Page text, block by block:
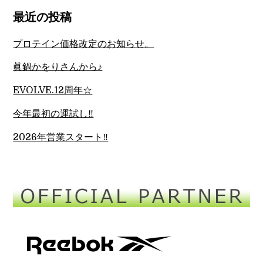
最近の投稿
プロテイン価格改定のお知らせ。
眞鍋かをりさんから♪
EVOLVE.12周年☆
今年最初の運試し‼︎
2026年営業スタート‼︎